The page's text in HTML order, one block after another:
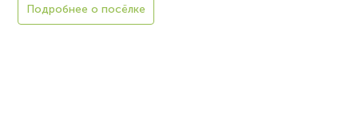
Подробнее о посёлке